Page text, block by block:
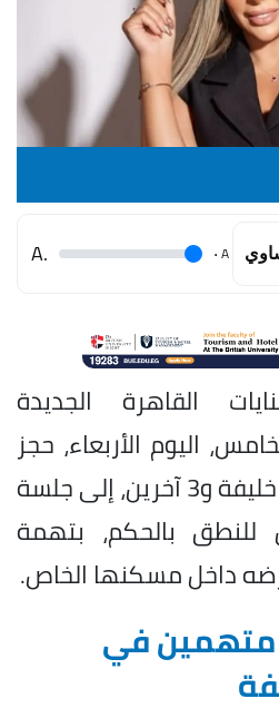
A
.
.A
القاهرة الجديدة
اليوم الأربعاء، حجز
جلسة محاكمة سارة خليفة و3 آخرين، إلى جلسة
للنطق بالحكم، بتهمة
داخل مسكنها الخاص.
مرافعة دفاع 6 متهمين في